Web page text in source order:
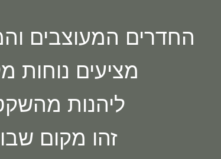
החדרים המעוצבים
מציעים נוחות
ליהנות
זהו מקום